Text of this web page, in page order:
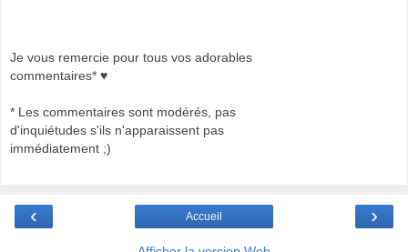
Je vous remercie pour tous vos adorables
commentaires* ♥
* Les commentaires sont modérés, pas
d'inquiétudes s'ils n'apparaissent pas
immédiatement ;)
‹ ›
Accueil